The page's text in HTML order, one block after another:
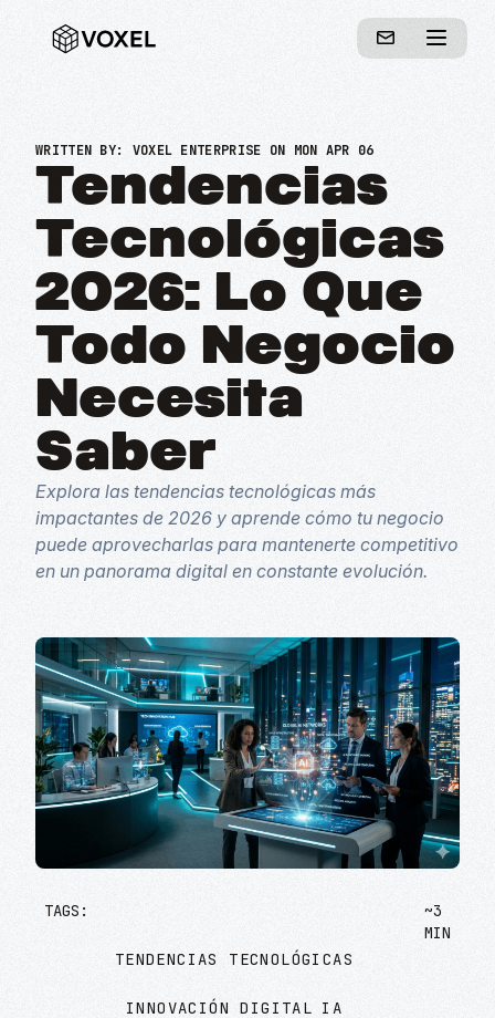
WRITTEN BY: VOXEL ENTERPRISE ON MON APR 06
Tendencias
Tecnológicas
2026: Lo Que
Todo Negocio
Necesita
Saber
Explora las tendencias tecnológicas más
impactantes de 2026 y aprende cómo tu negocio
puede aprovecharlas para mantenerte competitivo
en un panorama digital en constante evolución.
TAGS:
TENDENCIAS TECNOLÓGICAS
INNOVACIÓN DIGITAL IA
~3
MIN